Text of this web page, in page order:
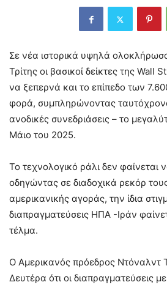
Σε νέα ιστορικά υψηλά
Τρίτης οι βασικοί δείκτες της Wall
να ξεπερνά και το επίπεδο των
φορά, συμπληρώνοντας
ανοδικές συνεδριάσεις – το
Μάιο του 2025.
Το τεχνολογικό ράλι δεν φαίνεται
οδηγώντας σε διαδοχικά ρεκόρ
αμερικανικής αγοράς, την ίδια
διαπραγματεύσεις ΗΠΑ -Ιράν
τέλμα.
Ο Αμερικανός πρόεδρος Ντόναλντ
Δευτέρα ότι οι διαπραγματεύσεις